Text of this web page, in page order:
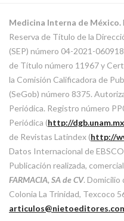
Medicina Interna de México.
Reserva de Título de la
(SEP) número 04-2021-
de Título número 11967 y
la Comisión Calificadora de
(SeGob) número 8375.
Periódica. Registro número
Periódica (http://
de Revistas Latindex (http://
Datos Internacional de
Publicación realizada,
FARMACIA, SA de CV. Domicilio
Colonia La Trinidad, Texcoco